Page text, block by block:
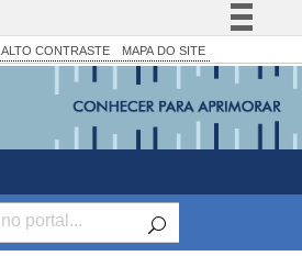
Simplifique!
Comunica BR
Acesso à informação
Canais
ALTO CONTRASTE MAPA DO SITE